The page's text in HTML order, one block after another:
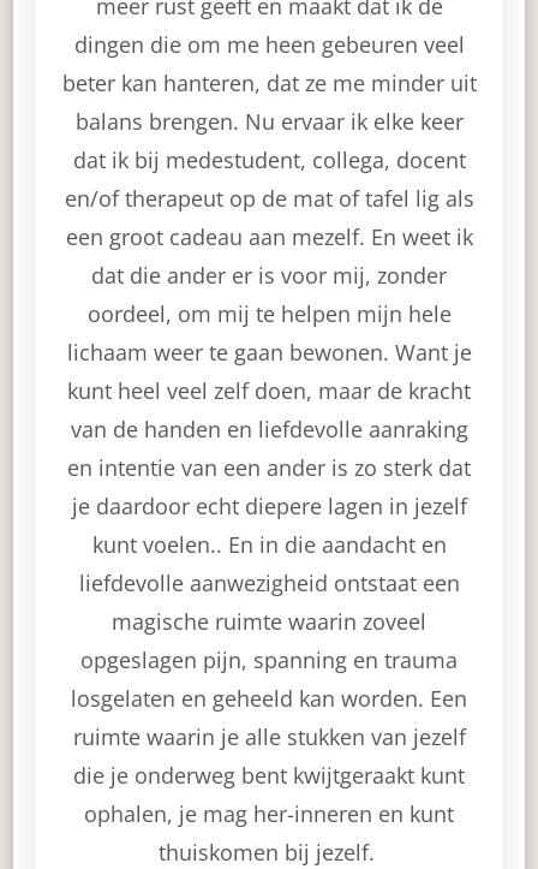
meer rust geeft en maakt dat ik de
dingen die om me heen gebeuren veel
beter kan hanteren, dat ze me minder uit
balans brengen. Nu ervaar ik elke keer
dat ik bij medestudent, collega, docent
en/of therapeut op de mat of tafel lig als
een groot cadeau aan mezelf. En weet ik
dat die ander er is voor mij, zonder
oordeel, om mij te helpen mijn hele
lichaam weer te gaan bewonen. Want je
kunt heel veel zelf doen, maar de kracht
van de handen en liefdevolle aanraking
en intentie van een ander is zo sterk dat
je daardoor echt diepere lagen in jezelf
kunt voelen.. En in die aandacht en
liefdevolle aanwezigheid ontstaat een
magische ruimte waarin zoveel
opgeslagen pijn, spanning en trauma
losgelaten en geheeld kan worden. Een
ruimte waarin je alle stukken van jezelf
die je onderweg bent kwijtgeraakt kunt
ophalen, je mag her-inneren en kunt
thuiskomen bij jezelf.